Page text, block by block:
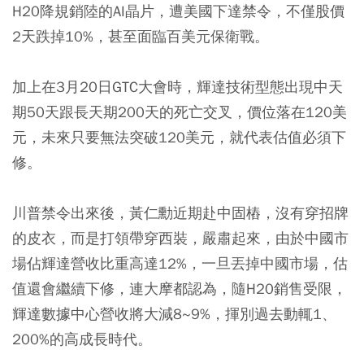
H20降規銷陸的AI晶片，遭美國下達禁令，不僅股價
2天跌掉10%，甚至面臨百美元保衛戰。
加上在3月20日GTC大會時，輝達技術型態出現中天
期50天跟長天期200天的死亡交叉，價位落在120美
元，未來只要無法突破120美元，就代表估值必須下
修。
川普禁令出來後，黃仁勳近期赴中固樁，沒有穿招牌
的皮衣，而是打領帶穿西裝，嚴肅起來，由於中國市
場佔輝達營收比重高達12%，一旦丟掉中國市場，估
值還會繼續下修，連大摩都認為，隨H20銷售受限，
輝達數據中心營收將大減8~9%，揮別過去動輒1、
200%的高成長時代。